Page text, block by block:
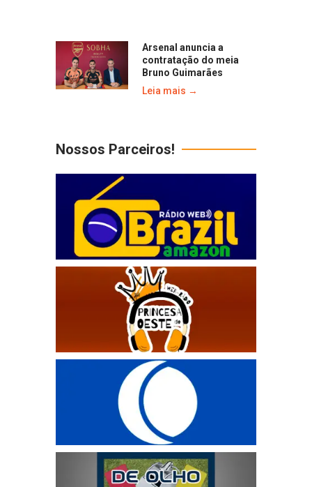
Arsenal anuncia a
contratação do meia
Bruno Guimarães
Leia mais →
Nossos Parceiros!